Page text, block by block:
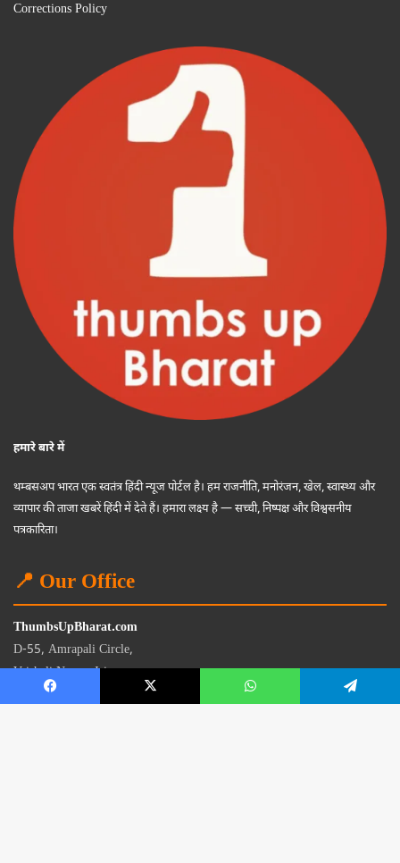
Corrections Policy
हमारे बारे में
थम्बसअप भारत एक स्वतंत्र हिंदी न्यूज पोर्टल है। हम राजनीति, मनोरंजन, खेल, स्वास्थ्य और
व्यापार की ताजा खबरें हिंदी में देते हैं। हमारा लक्ष्य है — सच्ची, निष्पक्ष और विश्वसनीय
पत्रकारिता।
📍 Our Office
ThumbsUpBharat.com
D-55, Amrapali Circle,
Vaishali Nagar, Jaipur
Rajasthan - 302021